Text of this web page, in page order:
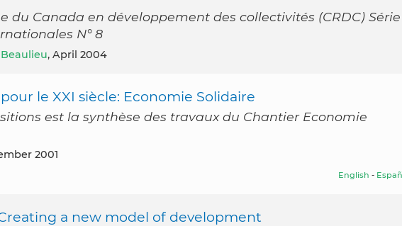
du Canada en développement des collectivités (CRDC) Série
N° 8
Beaulieu, April 2004
le XXI siècle: Economie Solidaire
est la synthèse des travaux du Chantier Economie
2001
English -
a new model of development